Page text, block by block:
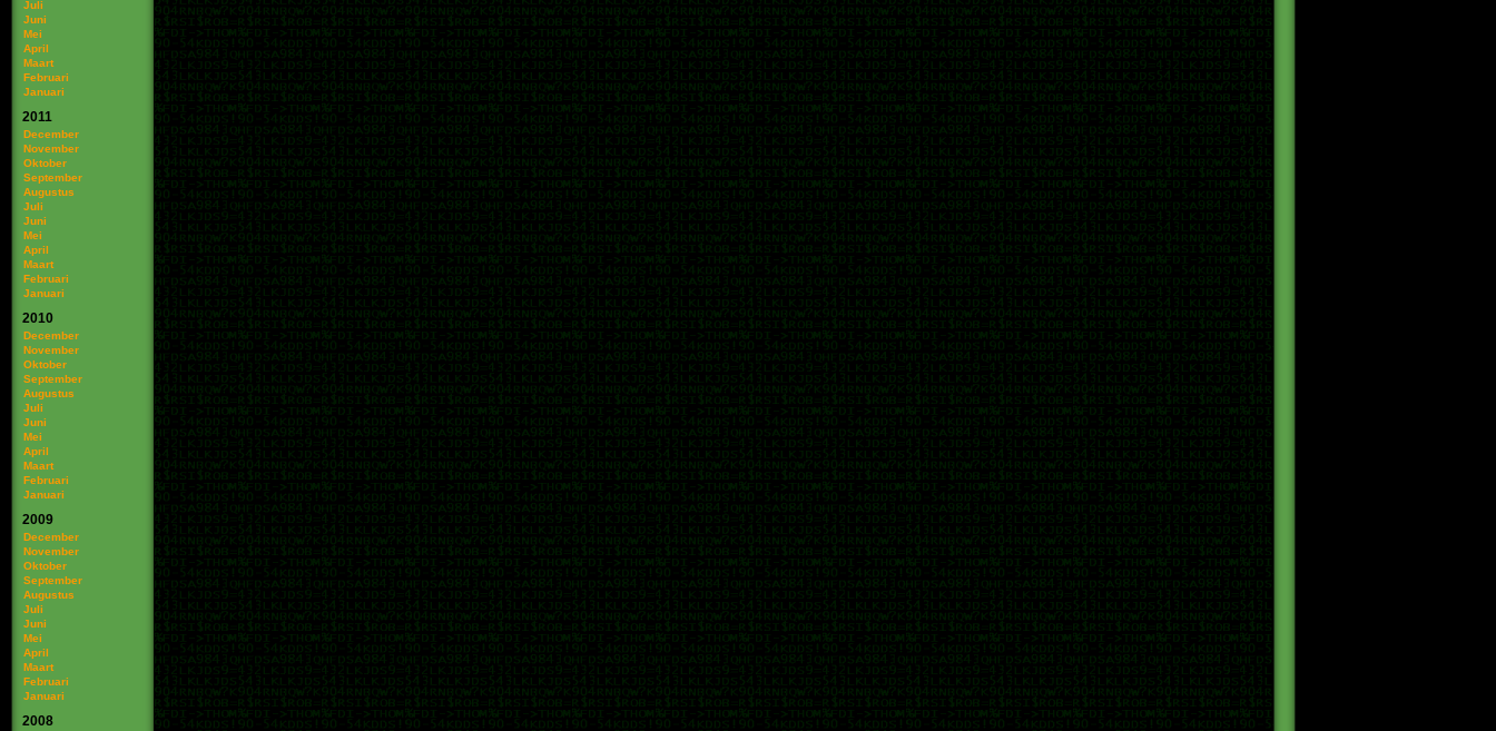
Juli
Juni
Mei
April
Maart
Februari
Januari
2011
December
November
Oktober
September
Augustus
Juli
Juni
Mei
April
Maart
Februari
Januari
2010
December
November
Oktober
September
Augustus
Juli
Juni
Mei
April
Maart
Februari
Januari
2009
December
November
Oktober
September
Augustus
Juli
Juni
Mei
April
Maart
Februari
Januari
2008